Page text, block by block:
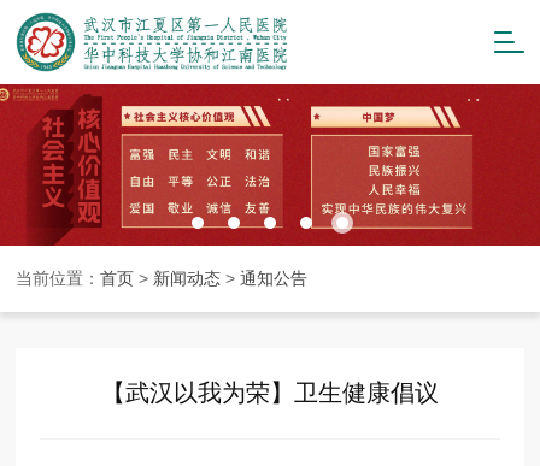
当前位置：首页 > 新闻动态 >通知公告
【武汉以我为荣】卫生健康倡议